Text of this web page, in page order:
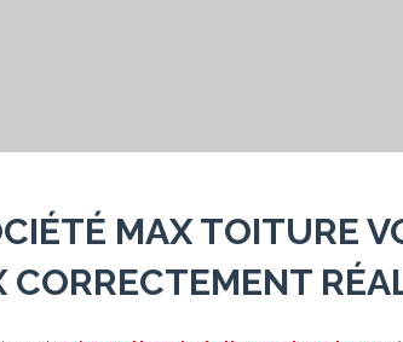
MAX TOITURE
CORRECTEMENT